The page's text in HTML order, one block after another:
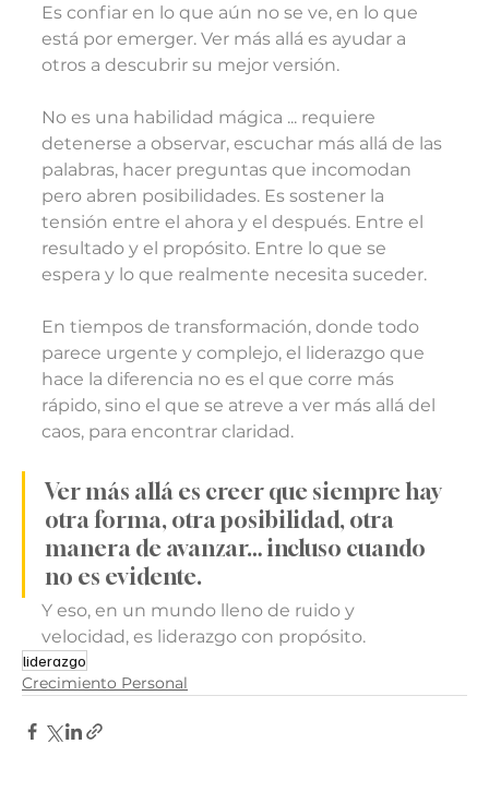
Es confiar en lo que aún no se ve, en lo que
está por emerger. Ver más allá es ayudar a
otros a descubrir su mejor versión.
No es una habilidad mágica ... requiere
detenerse a observar, escuchar más allá de las
palabras, hacer preguntas que incomodan
pero abren posibilidades. Es sostener la
tensión entre el ahora y el después. Entre el
resultado y el propósito. Entre lo que se
espera y lo que realmente necesita suceder.
En tiempos de transformación, donde todo
parece urgente y complejo, el liderazgo que
hace la diferencia no es el que corre más
rápido, sino el que se atreve a ver más allá del
caos, para encontrar claridad.
Ver más allá es creer que siempre hay
otra forma, otra posibilidad, otra
manera de avanzar… incluso cuando
no es evidente.
Y eso, en un mundo lleno de ruido y
velocidad, es liderazgo con propósito.
liderazgo
Crecimiento Personal